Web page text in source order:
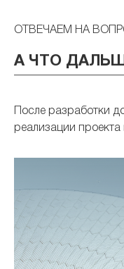
ОТВЕЧАЕМ НА
А ЧТО
После разработки
реализации